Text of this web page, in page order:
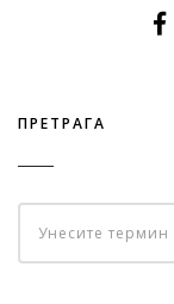
ПРЕТРАГА